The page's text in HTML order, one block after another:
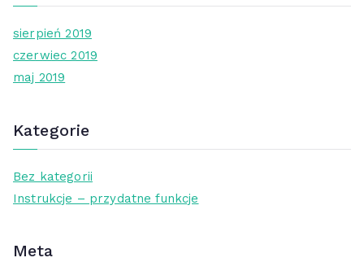
sierpień 2019
czerwiec 2019
maj 2019
Kategorie
Bez kategorii
Instrukcje – przydatne funkcje
Meta